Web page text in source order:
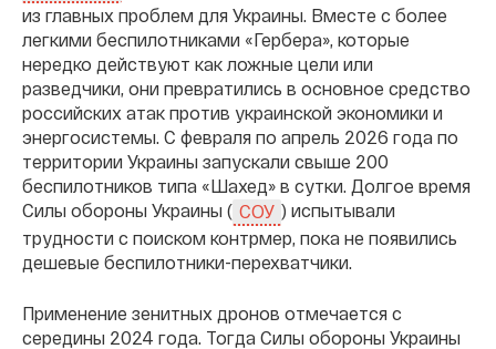
из главных проблем для Украины. Вместе с более
легкими беспилотниками «Гербера», которые
нередко действуют как ложные цели или
разведчики, они превратились в основное средство
российских атак против украинской экономики и
энергосистемы. С февраля по апрель 2026 года по
территории Украины запускали свыше 200
беспилотников типа «Шахед» в сутки. Долгое время
Силы обороны Украины ( СОУ ) испытывали
трудности с поиском контрмер, пока не появились
дешевые беспилотники-перехватчики.
Применение зенитных дронов отмечается с
середины 2024 года. Тогда Силы обороны Украины